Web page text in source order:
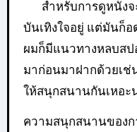
สำหรับการดูหนัง
บันเทิงใจอยู่ แต่มันก็อ
ผมก็มีแนวทางหลบส
มาก่อนมาฝากด้วยเ
ให้สนุกสนานกันเหอะ
ความสนุกสนานของก